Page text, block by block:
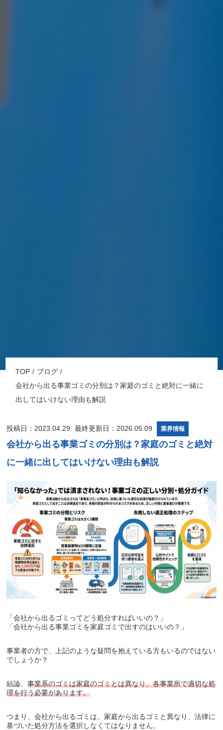
TOP
ブログ
会社から出る事業ゴミの分別は？家庭のゴミと絶対に一緒に
出してはいけない理由も解説
投稿日：2023.04.29 最終更新日：2026.05.09 業界情報
会社から出る事業ゴミの分別は？家庭のゴミと絶対
に一緒に出してはいけない理由も解説
「会社から出るゴミってどう処分すればいいの？」
「会社から出る事業ゴミを家庭ゴミで出すのはいいの？」
事業者の方で、上記のような疑問を抱えている方もいるのではない
でしょうか？
結論、事業系のゴミは家庭のゴミとは異なり、各事業所で適切な処
理を行う必要があります。
つまり、会社から出るゴミは、家庭から出るゴミと異なり、法律に
基づいた処分方法を選択しなくてはなりません。